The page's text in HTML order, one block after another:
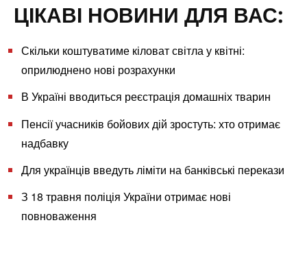
ЦІКАВІ НОВИНИ ДЛЯ ВАС:
Скільки коштуватиме кіловат світла у квітні:
оприлюднено нові розрахунки
В Україні вводиться реєстрація домашніх тварин
Пенсії учасників бойових дій зростуть: хто отримає
надбавку
Для українців введуть ліміти на банківські перекази
З 18 травня поліція України отримає нові
повноваження